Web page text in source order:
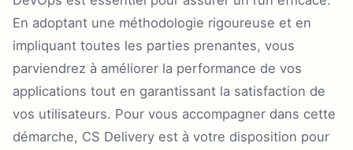
En adoptant une méthodologie rigoureuse et en
impliquant toutes les parties prenantes, vous
parviendrez à améliorer la performance de vos
applications tout en garantissant la satisfaction de
vos utilisateurs. Pour vous accompagner dans cette
démarche, CS Delivery est à votre disposition pour